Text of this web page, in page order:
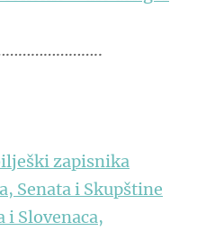
zapisnika
Senata i Skupštine
i Slovenaca,